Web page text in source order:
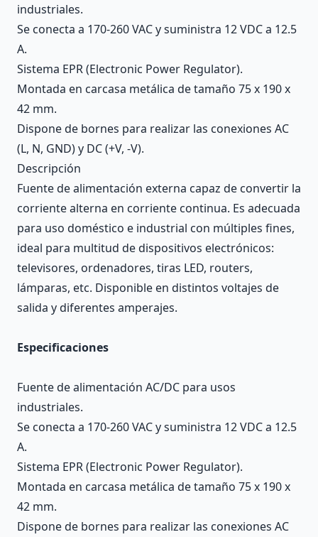
industriales.
Se conecta a 170-260 VAC y suministra 12 VDC a 12.5
A.
Sistema EPR (Electronic Power Regulator).
Montada en carcasa metálica de tamaño 75 x 190 x
42 mm.
Dispone de bornes para realizar las conexiones AC
(L, N, GND) y DC (+V, -V).
Descripción
Fuente de alimentación externa capaz de convertir la
corriente alterna en corriente continua. Es adecuada
para uso doméstico e industrial con múltiples fines,
ideal para multitud de dispositivos electrónicos:
televisores, ordenadores, tiras LED, routers,
lámparas, etc. Disponible en distintos voltajes de
salida y diferentes amperajes.
Especificaciones
Fuente de alimentación AC/DC para usos
industriales.
Se conecta a 170-260 VAC y suministra 12 VDC a 12.5
A.
Sistema EPR (Electronic Power Regulator).
Montada en carcasa metálica de tamaño 75 x 190 x
42 mm.
Dispone de bornes para realizar las conexiones AC